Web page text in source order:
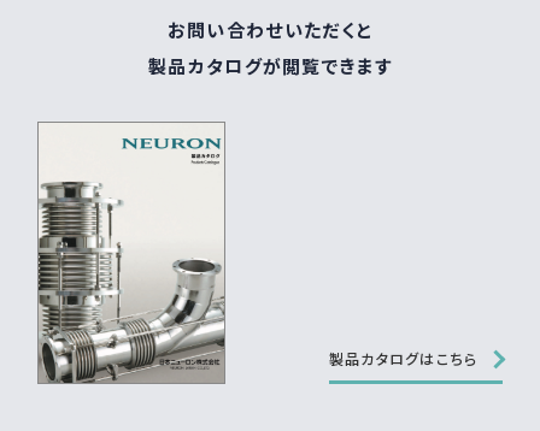
お問い合わせいただくと
製品カタログが閲覧できます
製品カタログはこちら